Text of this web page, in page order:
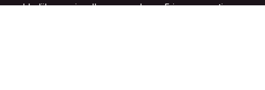
makkelijk verwisselbare accu's en 5 jaar garantie,